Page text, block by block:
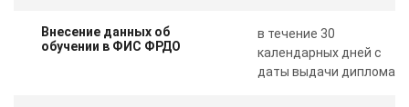
Внесение данных об
обучении в ФИС ФРДО
в течение 30
календарных дней с
даты выдачи диплома